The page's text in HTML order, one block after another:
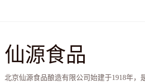
仙源食品
北京仙源食品酿造有限公司始建于1918年，